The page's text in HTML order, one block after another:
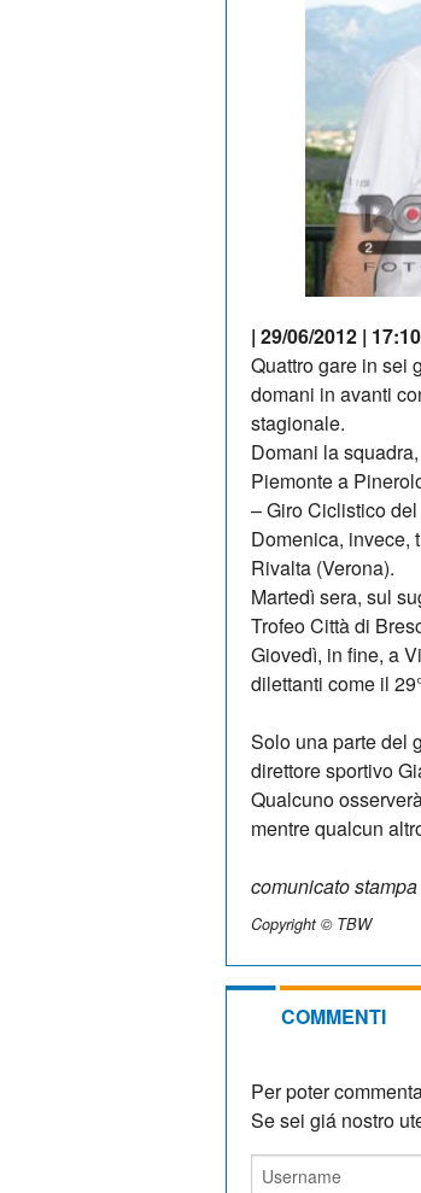
| 29/06/2012 | 17:10
Quattro gare in sei
domani in avanti
stagionale.
Domani la
Piemonte a
– Giro Ciclistico
Domenica, invece,
Rivalta (Verona).
Martedì sera, sul
Trofeo Città di
Giovedì, in fine, a
dilettanti come il
Solo una parte del
direttore sportivo
Qualcuno
mentre qualcun
comunicato stampa
Copyright © TBW
COMMENTI
Per poter
Se sei giá nostro